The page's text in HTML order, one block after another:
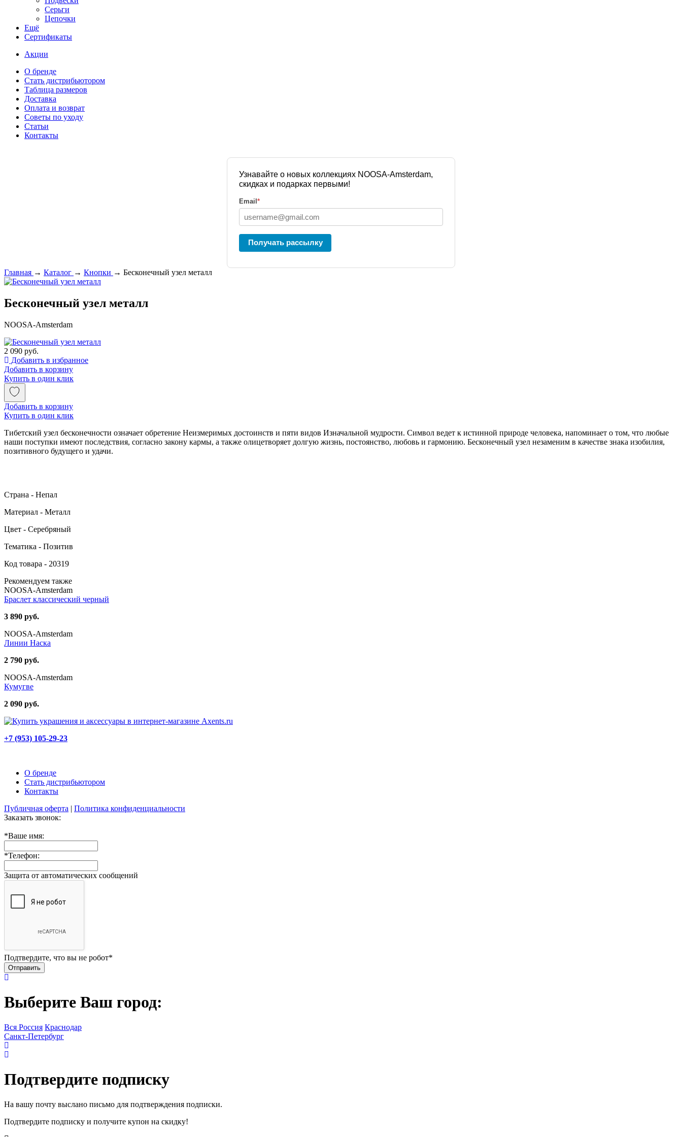
Серьги
Цепочки
Ещё
Сертификаты
Акции
О бренде
Стать дистрибьютором
Таблица размеров
Доставка
Оплата и возврат
Советы по уходу
Статьи
Контакты
Узнавайте о новых коллекциях NOOSA-Amsterdam,
скидках и подарках первыми!
Email *
Получать рассылку
Главная → Каталог → Кнопки → Бесконечный узел металл
Бесконечный узел металл
NOOSA-Amsterdam
2 090 руб.
Добавить в избранное
Добавить в корзину
Купить в один клик
Добавить в корзину
Купить в один клик
Тибетский узел бесконечности означает обретение Неизмеримых достоинств и пяти видов Изначальной мудрости. Символ ведет к истинной природе человека, напоминает о том, что любые
наши поступки имеют последствия, согласно закону кармы, а также олицетворяет долгую жизнь, постоянство, любовь и гармонию. Бесконечный узел незаменим в качестве знака изобилия,
позитивного будущего и удачи.
Страна - Непал
Материал - Металл
Цвет - Серебряный
Тематика - Позитив
Код товара - 20319
Рекомендуем также
NOOSA-Amsterdam
Браслет классический черный
3 890 руб.
NOOSA-Amsterdam
Линии Наска
2 790 руб.
NOOSA-Amsterdam
Кумугве
2 090 руб.
+7 (953) 105-29-23
О бренде
Стать дистрибьютором
Контакты
Публичная оферта | Политика конфиденциальности
Заказать звонок:
*Ваше имя:
*Телефон:
Защита от автоматических сообщений
Подтвердите, что вы не робот*
Выберите Ваш город:
Вся Россия Краснодар
Санкт-Петербург
Подтвердите подписку
На вашу почту выслано письмо для подтверждения подписки.
Подтвердите подписку и получите купон на скидку!